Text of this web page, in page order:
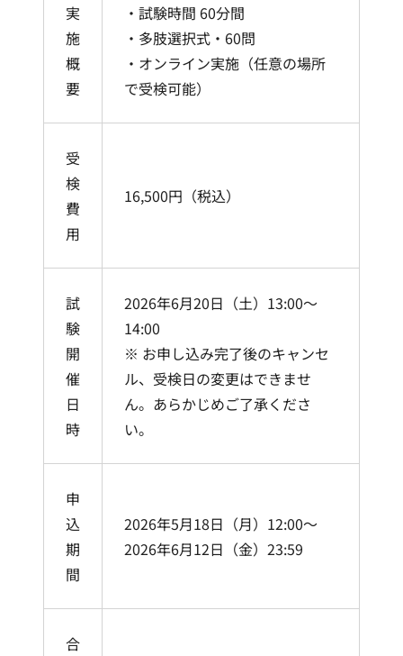
実
施
概
要
・試験時間 60分間
・多肢選択式・60問
・オンライン実施（任意の場所
で受検可能）
受
検
費
用
16,500円（税込）
試
験
開
催
日
時
2026年6月20日（土）13:00〜
14:00
※ お申し込み完了後のキャンセ
ル、受検日の変更はできませ
ん。あらかじめご了承くださ
い。
申
込
期
間
2026年5月18日（月）12:00〜
2026年6月12日（金）23:59
合